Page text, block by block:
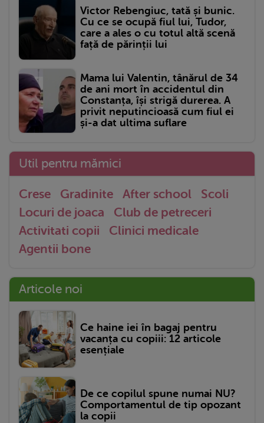
Victor Rebengiuc, tată și bunic.
Cu ce se ocupă fiul lui, Tudor,
care a ales o cu totul altă scenă
față de părinții lui
Mama lui Valentin, tânărul de 34
de ani mort în accidentul din
Constanța, își strigă durerea. A
privit neputincioasă cum fiul ei
și-a dat ultima suflare
Util pentru mămici
Crese Gradinite After school
Scoli
Locuri de joaca
Club de petreceri
Activitati copii
Clinici medicale
Agentii bone
Articole noi
Ce haine iei în bagaj pentru
vacanța cu copiii: 12 articole
esențiale
De ce copilul spune numai NU?
Comportamentul de tip opozant
la copii